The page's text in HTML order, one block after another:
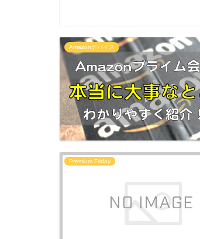
Amazonデバイス
Premium Friday